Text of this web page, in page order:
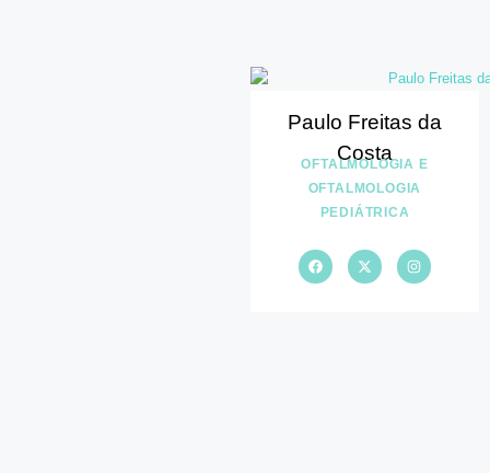
Paulo Freitas da
Costa
OFTALMOLOGIA E
OFTALMOLOGIA
PEDIÁTRICA